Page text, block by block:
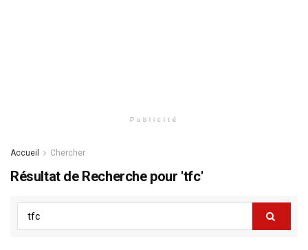
Publicité
Accueil Chercher
Résultat de Recherche pour 'tfc'